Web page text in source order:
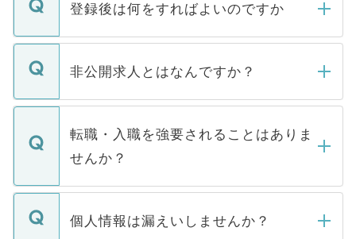
登録後は何をすればよいのですか
ご登録いただきましたら、弊社担当者がご
登録内容を確認し、その後メールもしくは
ます。通常、5営業日以内にはご連絡をせて
いただきますので、しばらくお待ちくださ
非公開求人とはなんですか？
マイナビDOCTORで取り扱っている求人の
うち約3割は、Webサイトからご覧いただ
けない「非公開求人」です。非公開求人は
下記の理由によって、一般には公開してい
ません。
■応募殺到を避けるため 人気のある医療機
転職・入職を強要されることはありま
せんか？
転職・入職を強要することは一切ありませ
ん。また、仮に応募先から内定をいただい
個人情報は漏えいしませんか？